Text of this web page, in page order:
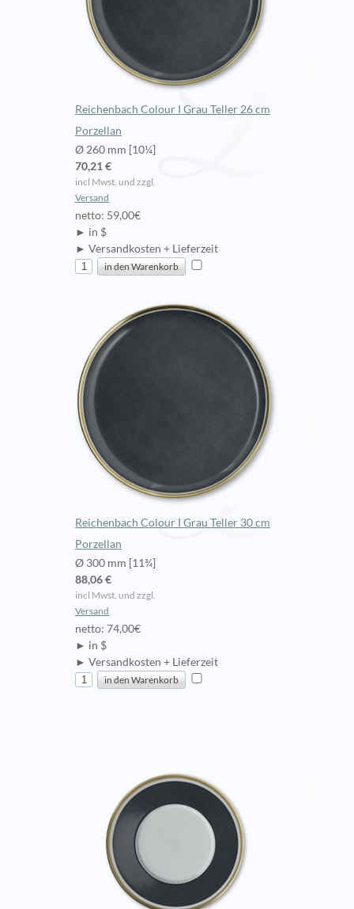
Reichenbach Colour I Grau Teller 26 cm
Porzellan
Ø 260 mm [10¼]
70,21 €
incl Mwst. und zzgl.
Versand
netto: 59,00€
► in $
► Versandkosten + Lieferzeit
Reichenbach Colour I Grau Teller 30 cm
Porzellan
Ø 300 mm [11¾]
88,06 €
incl Mwst. und zzgl.
Versand
netto: 74,00€
► in $
► Versandkosten + Lieferzeit